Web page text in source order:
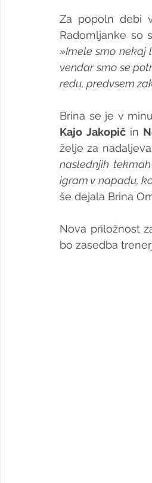
Za popoln debi
»Imele smo nekaj
vendar smo se
redu, predvsem
Brina se je v
Kajo Jakopič in
želje za
naslednjih
igram v napadu,
še dejala Brina
Nova priložnost
bo zasedba